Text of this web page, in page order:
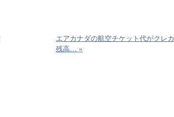
エアカナダの航空チケット代がクレカ
残高… »